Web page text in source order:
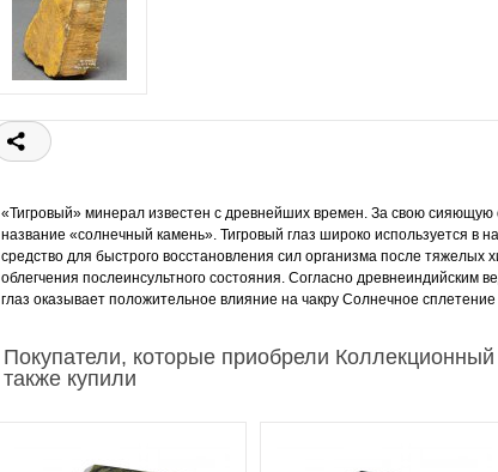
«Тигровый» минерал известен с древнейших времен. За свою сияющую
название «солнечный камень». Тигровый глаз широко используется в
средство для быстрого восстановления сил организма после тяжелых
облегчения послеинсультного состояния. Согласно древнеиндийским
глаз оказывает положительное влияние на чакру Солнечное
Покупатели, которые приобрели
также купили